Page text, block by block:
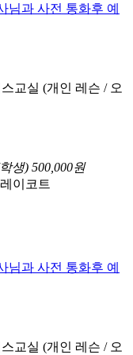
님과 사전 통화후 예
교실 (개인 레슨 / 오
생) 500,000원
이코트
님과 사전 통화후 예
교실 (개인 레슨 / 오